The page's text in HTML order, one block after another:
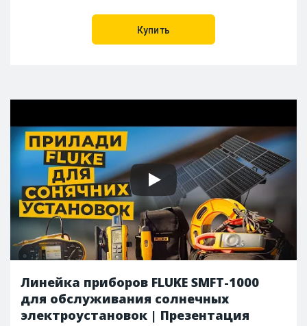
Купить
Линейка приборов FLUKE SMFT-1000
для обслуживания солнечных
электроустановок | Презентация